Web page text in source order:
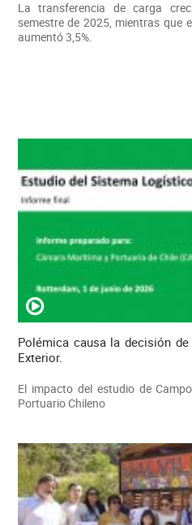
La transferencia de carga
semestre de 2025, mientras que
aumentó 3,5%.
Polémica causa la decisión
Exterior.
El impacto del estudio de
Portuario Chileno